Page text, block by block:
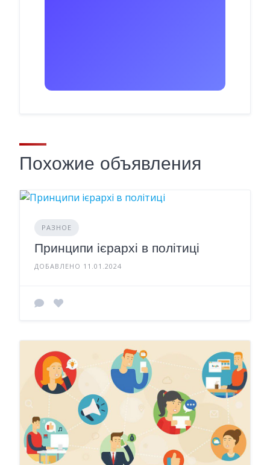
Похожие объявления
РАЗНОЕ
Принципи ієрархі в політиці
ДОБАВЛЕНО 11.01.2024